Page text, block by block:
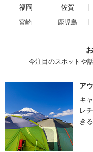
福岡
佐賀
宮崎
鹿児島
今注目のスポットや
ア
キ
レ
き